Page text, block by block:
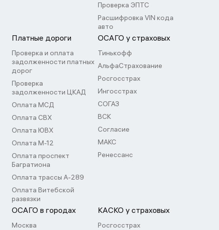
Проверка ЭПТС
Расшифровка VIN кода
авто
Платные дороги
Проверка и оплата
задолженности платных
дорог
Проверка
задолженности ЦКАД
Оплата МСД
Оплата СВХ
Оплата ЮВХ
Оплата М-12
Оплата проспект
Багратиона
Оплата трассы А-289
Оплата Витебской
развязки
ОСАГО у страховых
Тинькофф
АльфаСтрахование
Росгосстрах
Ингосстрах
СОГАЗ
ВСК
Согласие
МАКС
Ренессанс
ОСАГО в городах
Москва
КАСКО у страховых
Росгосстрах